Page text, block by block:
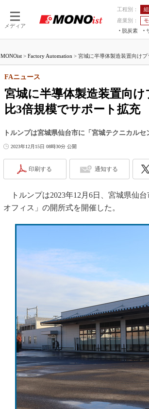
メディア
工程別：
産業別：
脱炭素
つながる工場AI×設備保全
MONOist > Factory Automation > 宮城に半導体製造装置向けプ
宮城に半導体製造装置向
比3倍規模でサポート拡充
FAニュース
トルンプは宮城県仙台市に「宮城テクニカル
2023年12月15日 08時30分 公開
印刷する 通知する
トルンプは2023年12月6日、宮城県仙
オフィス」の開所式を開催した。